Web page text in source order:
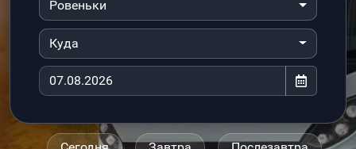
Ровеньки
Куда